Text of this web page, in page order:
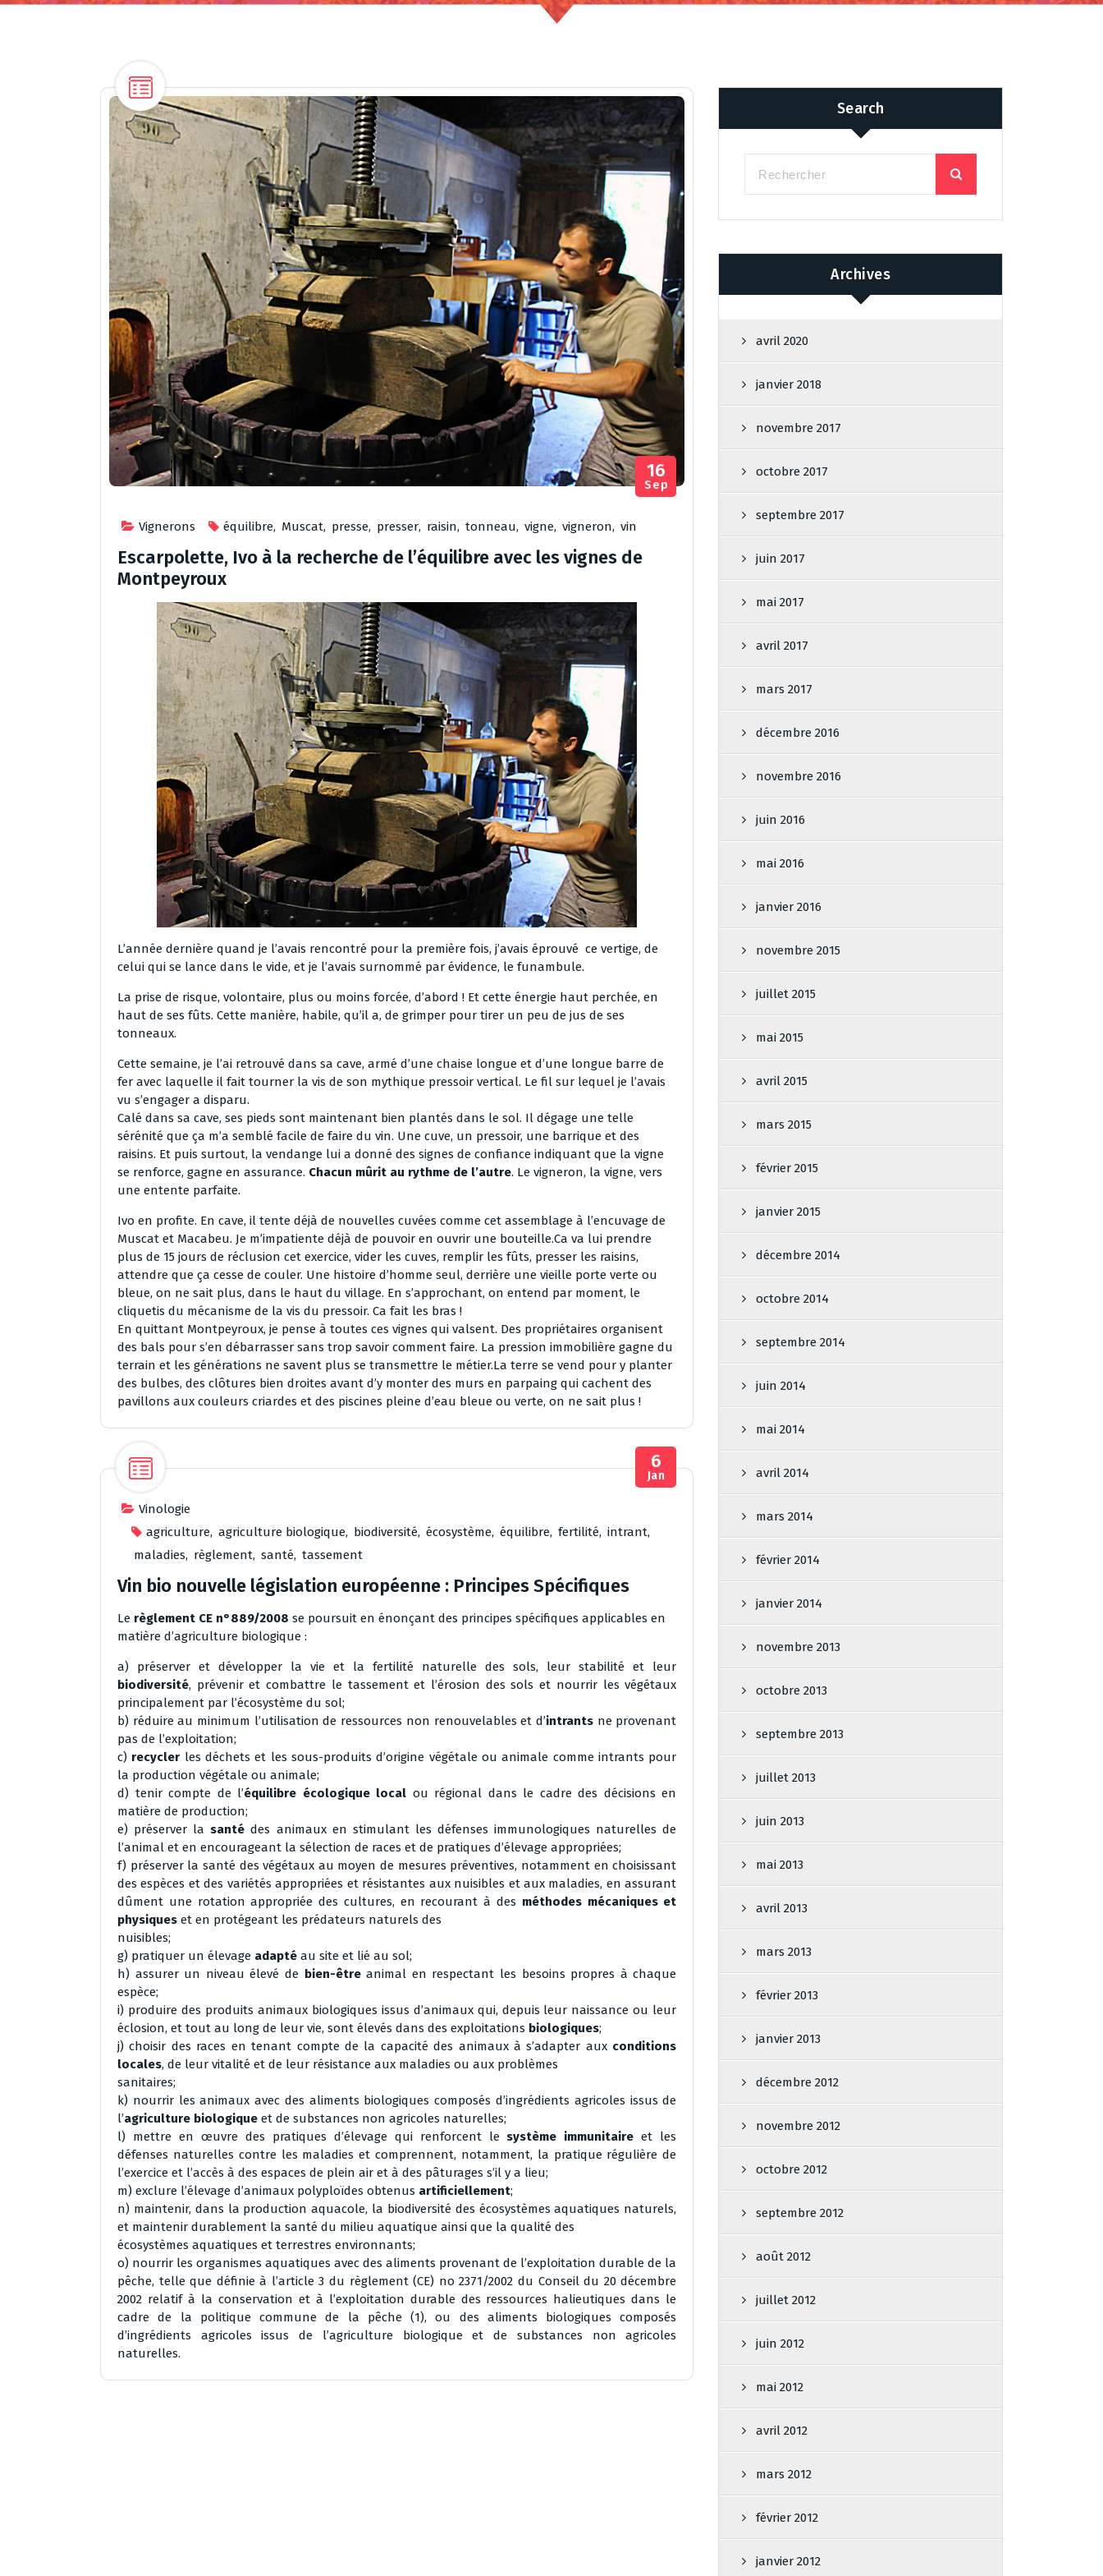
Vignerons équilibre, Muscat, presse, presser, raisin, tonneau, vigne, vigneron, vin
16
Sep
Escarpolette, Ivo à la recherche de l’équilibre avec les vignes de
Montpeyroux
L’année dernière quand je l’avais rencontré pour la première fois, j’avais éprouvé ce vertige, de
celui qui se lance dans le vide, et je l’avais surnommé par évidence, le funambule.
La prise de risque, volontaire, plus ou moins forcée, d’abord ! Et cette énergie haut perchée, en
haut de ses fûts. Cette manière, habile, qu’il a, de grimper pour tirer un peu de jus de ses
tonneaux.
Cette semaine, je l’ai retrouvé dans sa cave, armé d’une chaise longue et d’une longue barre de
fer avec laquelle il fait tourner la vis de son mythique pressoir vertical. Le fil sur lequel je l’avais
vu s’engager a disparu.
Calé dans sa cave, ses pieds sont maintenant bien plantés dans le sol. Il dégage une telle
sérénité que ça m’a semblé facile de faire du vin. Une cuve, un pressoir, une barrique et des
raisins. Et puis surtout, la vendange lui a donné des signes de confiance indiquant que la vigne
se renforce, gagne en assurance. Chacun mûrit au rythme de l’autre. Le vigneron, la vigne, vers
une entente parfaite.
Ivo en profite. En cave, il tente déjà de nouvelles cuvées comme cet assemblage à l’encuvage de
Muscat et Macabeu. Je m’impatiente déjà de pouvoir en ouvrir une bouteille.Ca va lui prendre
plus de 15 jours de réclusion cet exercice, vider les cuves, remplir les fûts, presser les raisins,
attendre que ça cesse de couler. Une histoire d’homme seul, derrière une vieille porte verte ou
bleue, on ne sait plus, dans le haut du village. En s’approchant, on entend par moment, le
cliquetis du mécanisme de la vis du pressoir. Ca fait les bras !
En quittant Montpeyroux, je pense à toutes ces vignes qui valsent. Des propriétaires organisent
des bals pour s’en débarrasser sans trop savoir comment faire. La pression immobilière gagne du
terrain et les générations ne savent plus se transmettre le métier.La terre se vend pour y planter
des bulbes, des clôtures bien droites avant d’y monter des murs en parpaing qui cachent des
pavillons aux couleurs criardes et des piscines pleine d’eau bleue ou verte, on ne sait plus !
Vinologie
agriculture, agriculture biologique, biodiversité, écosystème, équilibre, fertilité, intrant,
maladies, règlement, santé, tassement
6
Jan
Vin bio nouvelle législation européenne : Principes Spécifiques
Le règlement CE n°889/2008 se poursuit en énonçant des principes spécifiques applicables en
matière d’agriculture biologique :
a) préserver et développer la vie et la fertilité naturelle des sols, leur stabilité et leur
biodiversité, prévenir et combattre le tassement et l’érosion des sols et nourrir les végétaux
principalement par l’écosystème du sol;
b) réduire au minimum l’utilisation de ressources non renouvelables et d’intrants ne provenant
pas de l’exploitation;
c) recycler les déchets et les sous-produits d’origine végétale ou animale comme intrants pour
la production végétale ou animale;
d) tenir compte de l’équilibre écologique local ou régional dans le cadre des décisions en
matière de production;
e) préserver lasantédes animaux en stimulant les défenses immunologiques naturelles de
l’animal et en encourageant la sélection de races et de pratiques d’élevage appropriées;
f) préserver la santé des végétaux au moyen de mesures préventives, notamment en choisissant
des espèces et des variétés appropriées et résistantes aux nuisibles et aux maladies, en assurant
dûment une rotation appropriée des cultures, en recourant à des méthodes mécaniques et
physiques et en protégeant les prédateurs naturels des
nuisibles;
g) pratiquer un élevage adapté au site et lié au sol;
h) assurer un niveau élevé de bien-êtreanimal en respectant les besoins propres à chaque
espèce;
i) produire des produits animaux biologiques issus d’animaux qui, depuis leur naissance ou leur
éclosion, et tout au long de leur vie, sont élevés dans des exploitations biologiques;
j) choisir des races en tenant compte de la capacité des animaux à s’adapter aux conditions
locales, de leur vitalité et de leur résistance aux maladies ou aux problèmes
sanitaires;
k) nourrir les animaux avec des aliments biologiques composés d’ingrédients agricoles issus de
l’agriculture biologique et de substances non agricoles naturelles;
l) mettre en œuvre des pratiques d’élevage qui renforcent lesystème immunitaire et les
défenses naturelles contre les maladies et comprennent, notamment, la pratique régulière de
l’exercice et l’accès à des espaces de plein air et à des pâturages s’il y a lieu;
m) exclure l’élevage d’animaux polyploïdes obtenus artificiellement;
n) maintenir, dans la production aquacole, la biodiversité des écosystèmes aquatiques naturels,
et maintenir durablement la santé du milieu aquatique ainsi que la qualité des
écosystèmes aquatiques et terrestres environnants;
o) nourrir les organismes aquatiques avec des aliments provenant de l’exploitation durable de la
pêche, telle que définie à l’article 3 du règlement (CE) no 2371/2002 du Conseil du 20 décembre
2002 relatif à la conservation et à l’exploitation durable des ressources halieutiques dans le
cadre de la politique commune de la pêche (1), ou des aliments biologiques composés
d’ingrédients agricoles issus de l’agriculture biologique et de substances non agricoles
naturelles.
Search
Archives
avril 2020
janvier 2018
novembre 2017
octobre 2017
septembre 2017
juin 2017
mai 2017
avril 2017
mars 2017
décembre 2016
novembre 2016
juin 2016
mai 2016
janvier 2016
novembre 2015
juillet 2015
mai 2015
avril 2015
mars 2015
février 2015
janvier 2015
décembre 2014
octobre 2014
septembre 2014
juin 2014
mai 2014
avril 2014
mars 2014
février 2014
janvier 2014
novembre 2013
octobre 2013
septembre 2013
juillet 2013
juin 2013
mai 2013
avril 2013
mars 2013
février 2013
janvier 2013
décembre 2012
novembre 2012
octobre 2012
septembre 2012
août 2012
juillet 2012
juin 2012
mai 2012
avril 2012
mars 2012
février 2012
janvier 2012